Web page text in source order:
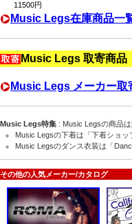
11500円
Music Legs在庫商品一
Music Legs 取寄商品
Music Legs メーカー取
Music Legs特集 : Music Legsの商品
Music Legsの下着は「下着ショッ
Music Legsのダンス衣装は「
その他の人気メーカー/カタログ